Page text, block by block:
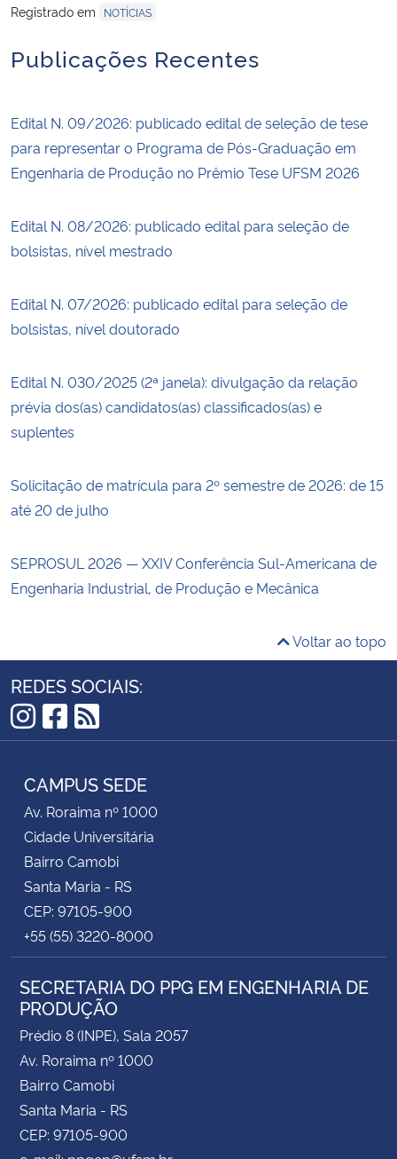
Registrado em
NOTÍCIAS
Publicações Recentes
Edital N. 09/2026: publicado edital de seleção de tese
para representar o Programa de Pós-Graduação em
Engenharia de Produção no Prêmio Tese UFSM 2026
Edital N. 08/2026: publicado edital para seleção de
bolsistas, nível mestrado
Edital N. 07/2026: publicado edital para seleção de
bolsistas, nível doutorado
Edital N. 030/2025 (2ª janela): divulgação da relação
prévia dos(as) candidatos(as) classificados(as) e
suplentes
Solicitação de matrícula para 2º semestre de 2026: de 15
até 20 de julho
SEPROSUL 2026 — XXIV Conferência Sul-Americana de
Engenharia Industrial, de Produção e Mecânica
Voltar ao topo
REDES SOCIAIS:
Instagram
Facebook
RSS
CAMPUS SEDE
Av. Roraima nº 1000
Cidade Universitária
Bairro Camobi
Santa Maria - RS
CEP: 97105-900
+55 (55) 3220-8000
SECRETARIA DO PPG EM ENGENHARIA DE
PRODUÇÃO
Prédio 8 (INPE), Sala 2057
Av. Roraima nº 1000
Bairro Camobi
Santa Maria - RS
CEP: 97105-900